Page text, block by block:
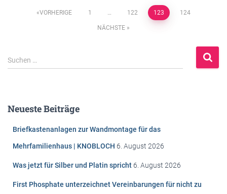
Beitragsnavigation
VORHERIGE 1 … 122 123 124
NÄCHSTE
S
u
n
Suchen …
Neueste Beiträge
Briefkastenanlagen zur Wandmontage für das
Mehrfamilienhaus | KNOBLOCH 6. August 2026
Was jetzt für Silber und Platin spricht 6. August 2026
First Phosphate unterzeichnet Vereinbarungen für nicht zu